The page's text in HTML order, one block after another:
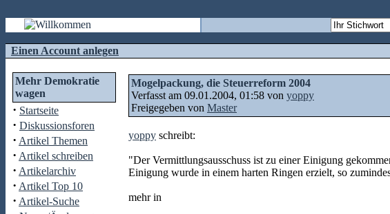
Einen Account anlegen
Mehr Demokratie
wagen
· Startseite
· Diskussionsforen
· Artikel Themen
· Artikel schreiben
· Artikelarchiv
· Artikel Top 10
· Artikel-Suche
Mogelpackung, die Steuerreform 2004
Verfasst am 09.01.2004, 01:58 von yoppy
Freigegeben von Master
yoppy schreibt:
"Der Vermittlungsausschuss ist zu einer Einigung
Einigung wurde in einem harten Ringen erzielt, so
mehr in